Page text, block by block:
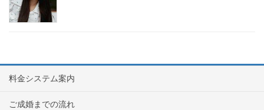
料金システム案内
ご成婚までの流れ